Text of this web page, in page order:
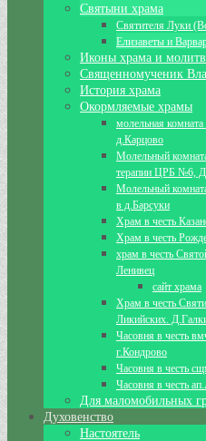
Святыни храма
Святителя Луки
Елизаветы и
Иконы храма и
Священномученик
История храма
Окормляемые храмы
молельная
д.Карцово
Молельный
терапии ЦРБ №6,
Молельный
в д.Барсуки
Храм в честь
Храм в честь
храм в честь
Ленивец
сайт храма
Храм в честь
Ликийских.
Часовня в честь
г.Кондрово
Часовня в честь
Часовня в честь
Для маломобильных
Духовенство
Настоятель